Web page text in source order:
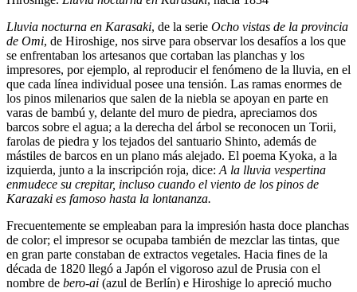
Lluvia nocturna en Karasaki, de la serie Ocho vistas de la provincia
de Omi, de Hiroshige, nos sirve para observar los desafíos a los que
se enfrentaban los artesanos que cortaban las planchas y los
impresores, por ejemplo, al reproducir el fenómeno de la lluvia, en el
que cada línea individual posee una tensión. Las ramas enormes de
los pinos milenarios que salen de la niebla se apoyan en parte en
varas de bambú y, delante del muro de piedra, apreciamos dos
barcos sobre el agua; a la derecha del árbol se reconocen un Torii,
farolas de piedra y los tejados del santuario Shinto, además de
mástiles de barcos en un plano más alejado. El poema Kyoka, a la
izquierda, junto a la inscripción roja, dice: A la lluvia vespertina
enmudece su crepitar, incluso cuando el viento de los pinos de
Karazaki es famoso hasta la lontananza.
Frecuentemente se empleaban para la impresión hasta doce planchas
de color; el impresor se ocupaba también de mezclar las tintas, que
en gran parte constaban de extractos vegetales. Hacia fines de la
década de 1820 llegó a Japón el vigoroso azul de Prusia con el
nombre de bero-ai (azul de Berlín) e Hiroshige lo apreció mucho